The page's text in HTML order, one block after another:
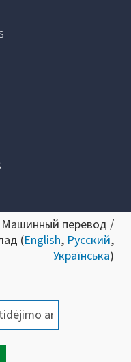
Машинный перевод /
(English, Русский,
Українська)